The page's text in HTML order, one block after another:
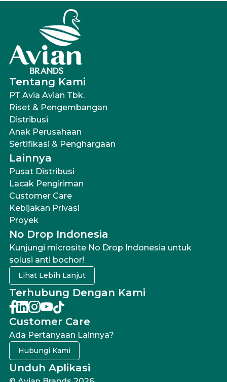
Tentang Kami
PT Avia Avian Tbk.
Riset & Pengembangan
Distribusi
Anak Perusahaan
Sertifikasi & Penghargaan
Lainnya
Pusat Distribusi
Lacak Pengiriman
Customer Care
Kebijakan Privasi
Proyek
No Drop Indonesia
Kunjungi microsite No Drop Indonesia untuk
solusi anti bochor!
Lihat Lebih Lanjut
Terhubung Dengan Kami
Customer Care
Ada Pertanyaan Lainnya?
Hubungi Kami
Unduh Aplikasi